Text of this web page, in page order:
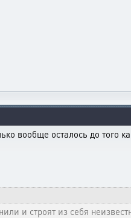
вообще осталось до того
и строят из себя